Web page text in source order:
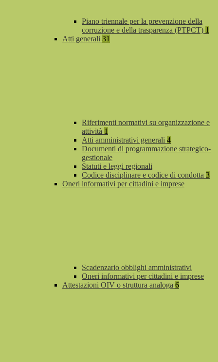
Piano triennale per la prevenzione della
corruzione e della trasparenza (PTPCT) 1
Atti generali 31
Riferimenti normativi su organizzazione e
attività 1
Atti amministrativi generali 4
Documenti di programmazione strategico-
gestionale
Statuti e leggi regionali
Codice disciplinare e codice di condotta 3
Oneri informativi per cittadini e imprese
Scadenzario obblighi amministrativi
Oneri informativi per cittadini e imprese
Attestazioni OIV o struttura analoga 6